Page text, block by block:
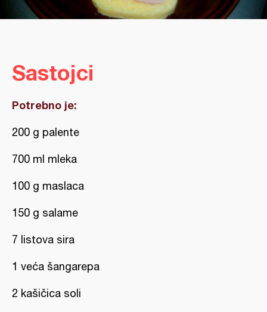
Sastojci
Potrebno je:
200 g palente
700 ml mleka
100 g maslaca
150 g salame
7 listova sira
1 veća šangarepa
2 kašičica soli